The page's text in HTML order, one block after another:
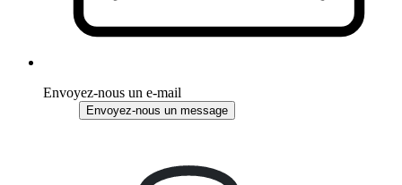
Envoyez-nous un e-mail
Envoyez-nous un message